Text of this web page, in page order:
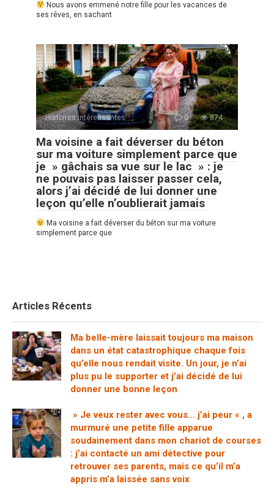
Nous avons emmené notre fille pour les vacances de
ses rêves, en sachant
Histoires Intéressantes 0 874
Ma voisine a fait déverser du béton
sur ma voiture simplement parce que
je » gâchais sa vue sur le lac » : je
ne pouvais pas laisser passer cela,
alors j’ai décidé de lui donner une
leçon qu’elle n’oublierait jamais
Ma voisine a fait déverser du béton sur ma voiture
simplement parce que
Articles Récents
Ma belle-mère laissait toujours ma maison
dans un état catastrophique chaque fois
qu’elle nous rendait visite. Un jour, je n’ai
plus pu le supporter et j’ai décidé de lui
donner une bonne leçon
» Je veux rester avec vous… j’ai peur « , a
murmuré une petite fille apparue
soudainement dans mon chariot de courses
: j’ai contacté un ami détective pour
retrouver ses parents, mais ce qu’il m’a
appris m’a laissée sans voix